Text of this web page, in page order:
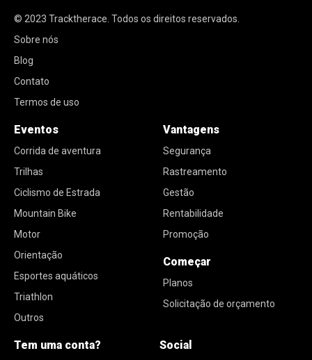
© 2023 Tracktherace. Todos os direitos reservados.
Sobre nós
Blog
Contato
Termos de uso
Eventos
Corrida de aventura
Trilhas
Ciclismo de Estrada
Mountain Bike
Motor
Orientação
Esportes aquáticos
Triathlon
Outros
Vantagens
Segurança
Rastreamento
Gestão
Rentabilidade
Promoção
Começar
Planos
Solicitação de orçamento
Tem uma conta? Social